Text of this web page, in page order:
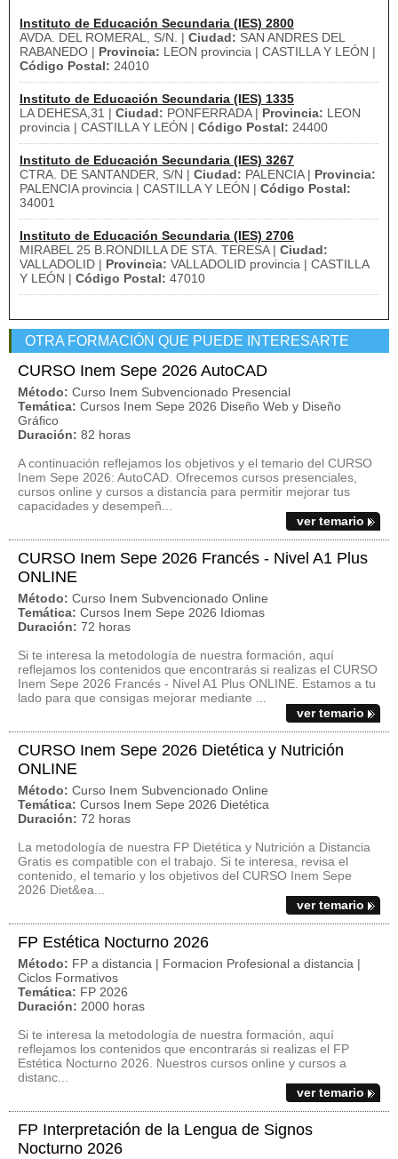
Instituto de Educación Secundaria (IES) 2800
AVDA. DEL ROMERAL, S/N. | Ciudad: SAN ANDRES DEL
RABANEDO | Provincia: LEON provincia | CASTILLA Y LEÓN |
Código Postal: 24010
Instituto de Educación Secundaria (IES) 1335
LA DEHESA,31 | Ciudad: PONFERRADA | Provincia: LEON
provincia | CASTILLA Y LEÓN | Código Postal: 24400
Instituto de Educación Secundaria (IES) 3267
CTRA. DE SANTANDER, S/N | Ciudad: PALENCIA | Provincia:
PALENCIA provincia | CASTILLA Y LEÓN | Código Postal:
34001
Instituto de Educación Secundaria (IES) 2706
MIRABEL 25 B.RONDILLA DE STA. TERESA | Ciudad:
VALLADOLID | Provincia: VALLADOLID provincia | CASTILLA
Y LEÓN | Código Postal: 47010
OTRA FORMACIÓN QUE PUEDE INTERESARTE
CURSO Inem Sepe 2026 AutoCAD
Método: Curso Inem Subvencionado Presencial
Temática: Cursos Inem Sepe 2026 Diseño Web y Diseño
Gráfico
Duración: 82 horas
A continuación reflejamos los objetivos y el temario del CURSO
Inem Sepe 2026: AutoCAD. Ofrecemos cursos presenciales,
cursos online y cursos a distancia para permitir mejorar tus
capacidades y desempeñ...
ver temario
CURSO Inem Sepe 2026 Francés - Nivel A1 Plus
ONLINE
Método: Curso Inem Subvencionado Online
Temática: Cursos Inem Sepe 2026 Idiomas
Duración: 72 horas
Si te interesa la metodología de nuestra formación, aquí
reflejamos los contenidos que encontrarás si realizas el CURSO
Inem Sepe 2026 Francés - Nivel A1 Plus ONLINE. Estamos a tu
lado para que consigas mejorar mediante ...
ver temario
CURSO Inem Sepe 2026 Dietética y Nutrición
ONLINE
Método: Curso Inem Subvencionado Online
Temática: Cursos Inem Sepe 2026 Dietética
Duración: 72 horas
La metodología de nuestra FP Dietética y Nutrición a Distancia
Gratis es compatible con el trabajo. Si te interesa, revisa el
contenido, el temario y los objetivos del CURSO Inem Sepe
2026 Diet&ea...
ver temario
FP Estética Nocturno 2026
Método: FP a distancia | Formacion Profesional a distancia |
Ciclos Formativos
Temática: FP 2026
Duración: 2000 horas
Si te interesa la metodología de nuestra formación, aquí
reflejamos los contenidos que encontrarás si realizas el FP
Estética Nocturno 2026. Nuestros cursos online y cursos a
distanc...
ver temario
FP Interpretación de la Lengua de Signos
Nocturno 2026